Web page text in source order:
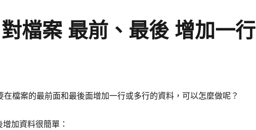
檔案 最前、最後 增加一行
檔案的最前面和最後面增加一行或多行的資料，可以怎麼做呢？
加資料很簡單：